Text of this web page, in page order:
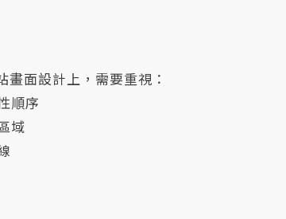
面設計上，需要重視：
順序
域